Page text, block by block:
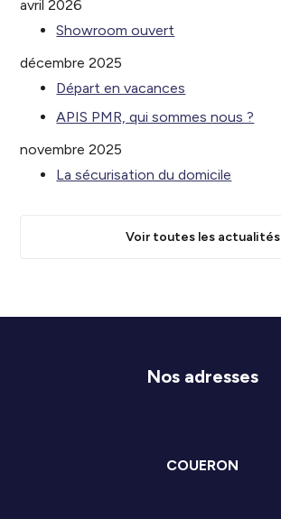
avril 2026
Showroom ouvert
décembre 2025
Départ en vacances
APIS PMR, qui sommes nous ?
novembre 2025
La sécurisation du domicile
Voir toutes les actualités
Nos adresses
COUERON